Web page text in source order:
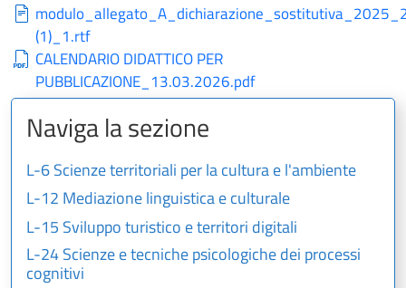
(1)_1.rtf
CALENDARIO DIDATTICO PER
PUBBLICAZIONE_13.03.2026.pdf
Naviga la sezione
L-6 Scienze territoriali per la cultura e l'ambiente
L-12 Mediazione linguistica e culturale
L-15 Sviluppo turistico e territori digitali
L-24 Scienze e tecniche psicologiche dei processi
cognitivi